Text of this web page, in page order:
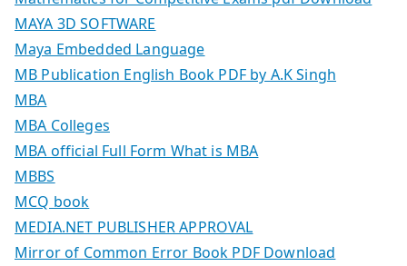
MAYA 3D SOFTWARE
Maya Embedded Language
MB Publication English Book PDF by A.K Singh
MBA
MBA Colleges
MBA official Full Form What is MBA
MBBS
MCQ book
MEDIA.NET PUBLISHER APPROVAL
Mirror of Common Error Book PDF Download